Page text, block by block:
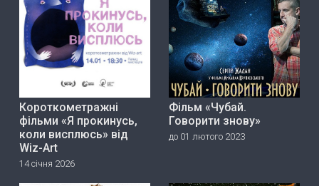
Короткометражні
фільми «Я прокинусь,
коли висплюсь» від
Wiz-Art
14 січня 2026
Фільм «Чубай.
Говорити знову»
до 01 лютого 2023